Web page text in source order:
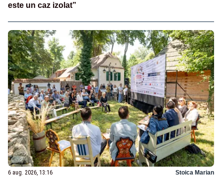
este un caz izolat”
6 aug. 2026, 13:16 Stoica Marian